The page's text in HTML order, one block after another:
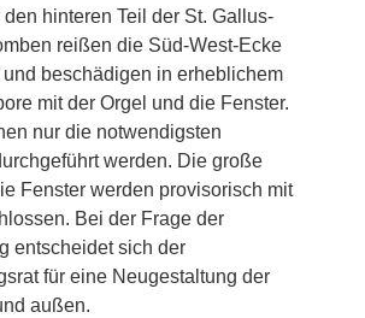
den hinteren Teil der St. Gallus-
reißen die Süd-West-Ecke
beschädigen in erheblichem
mit der Orgel und die Fenster.
nur die notwendigsten
werden. Die große
Fenster werden provisorisch mit
Bei der Frage der
entscheidet sich der
für eine Neugestaltung der
außen.